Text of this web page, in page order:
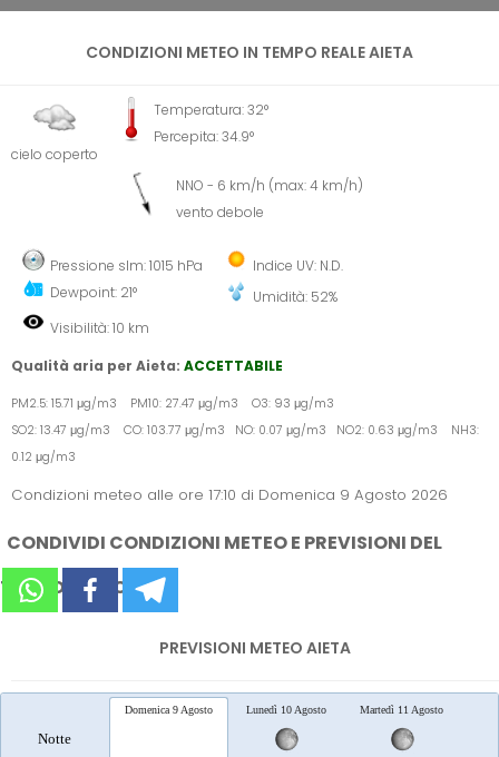
CONDIZIONI METEO IN TEMPO REALE AIETA
cielo coperto
Temperatura: 32°
Percepita: 34.9°
NNO - 6 km/h (max: 4 km/h)
vento debole
Pressione slm: 1015 hPa
Dewpoint: 21°
Indice UV: N.D.
Umidità: 52%
Visibilità: 10 km
Qualità aria per Aieta: ACCETTABILE
PM2.5: 15.71 μg/m3 PM10: 27.47 μg/m3 O3: 93 μg/m3
SO2: 13.47 μg/m3 CO: 103.77 μg/m3 NO: 0.07 μg/m3 NO2: 0.63 μg/m3 NH3:
0.12 μg/m3
Condizioni meteo alle ore 17:10 di Domenica 9 Agosto 2026
CONDIVIDI CONDIZIONI METEO E PREVISIONI DEL
TEMPO SUI SOCIAL
PREVISIONI METEO AIETA
Notte
Domenica 9 Agosto Lunedì 10 Agosto Martedì 11 Agosto